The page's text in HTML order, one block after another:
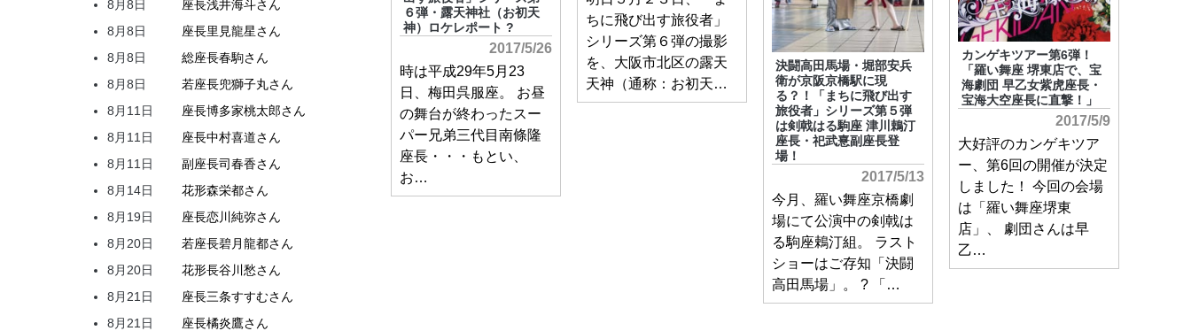
６弾・露天神社（お初天
神）ロケレポート ?
2017/5/26
時は平成29年5月23
日、梅田呉服座。 お昼
の舞台が終わったスー
パー兄弟三代目南條隆
座長・・・もとい、
お…
ちに飛び出す旅役者」
シリーズ第６弾の撮影
を、大阪市北区の露天
天神（通称：お初天…
決闘高田馬場・堀部安兵
衛が京阪京橋駅に現
る？！「まちに飛び出す
旅役者」シリーズ第５弾
は剣戟はる駒座 津川鵣汀
座長・祀武憙副座長登
場！
2017/5/13
今月、羅い舞座京橋劇
場にて公演中の剣戟は
る駒座鵣汀組。 ラスト
ショーはご存知「決闘
高田馬場」。 ? 「…
カンゲキツアー第6弾！
「羅い舞座 堺東店で、宝
海劇団 早乙女紫虎座長・
宝海大空座長に直撃！」
2017/5/9
大好評のカンゲキツア
ー、第6回の開催が決定
しました！ 今回の会場
は「羅い舞座堺東
店」、 劇団さんは早
乙…
8月8日
座長浅井海斗さん
8月8日
座長里見龍星さん
8月8日
総座長春駒さん
8月8日
若座長兜獅子丸さん
8月11日
座長博多家桃太郎さん
8月11日
座長中村喜道さん
8月11日
副座長司春香さん
8月14日
花形森栄都さん
8月19日
座長恋川純弥さん
8月20日
若座長碧月龍都さん
8月20日
花形長谷川愁さん
8月21日
座長三条すすむさん
8月21日
座長橘炎鷹さん